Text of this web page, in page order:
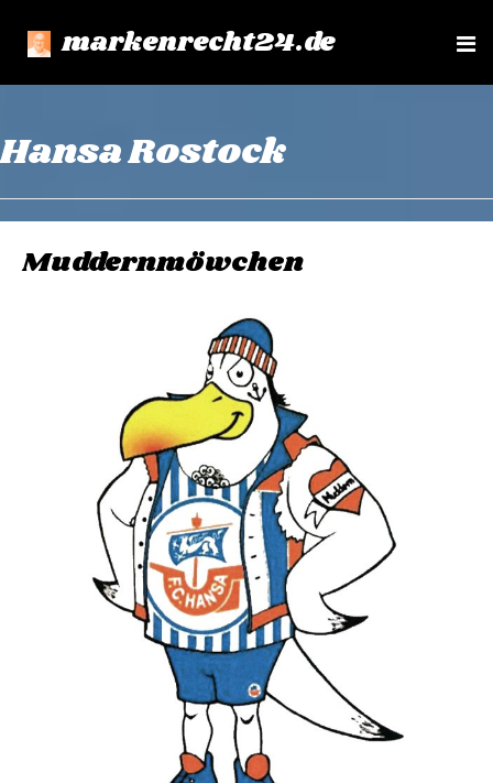
markenrecht24.de
e
Hansa Rostock
Muddernmöwchen